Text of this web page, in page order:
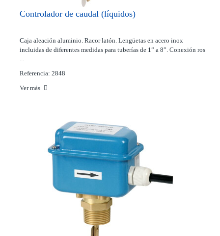
Controlador de caudal (líquidos)
Caja aleación aluminio. Racor latón. Lengüetas en acero inox
incluidas de diferentes medidas para tuberías de 1” a 8”. Conexión ros
...
Referencia: 2848
Ver más